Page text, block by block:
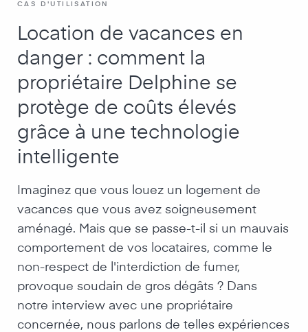
CAS D'UTILISATION
Location de vacances en
danger : comment la
propriétaire Delphine se
protège de coûts élevés
grâce à une technologie
intelligente
Imaginez que vous louez un logement de
vacances que vous avez soigneusement
aménagé. Mais que se passe-t-il si un mauvais
comportement de vos locataires, comme le
non-respect de l'interdiction de fumer,
provoque soudain de gros dégâts ? Dans
notre interview avec une propriétaire
concernée, nous parlons de telles expériences